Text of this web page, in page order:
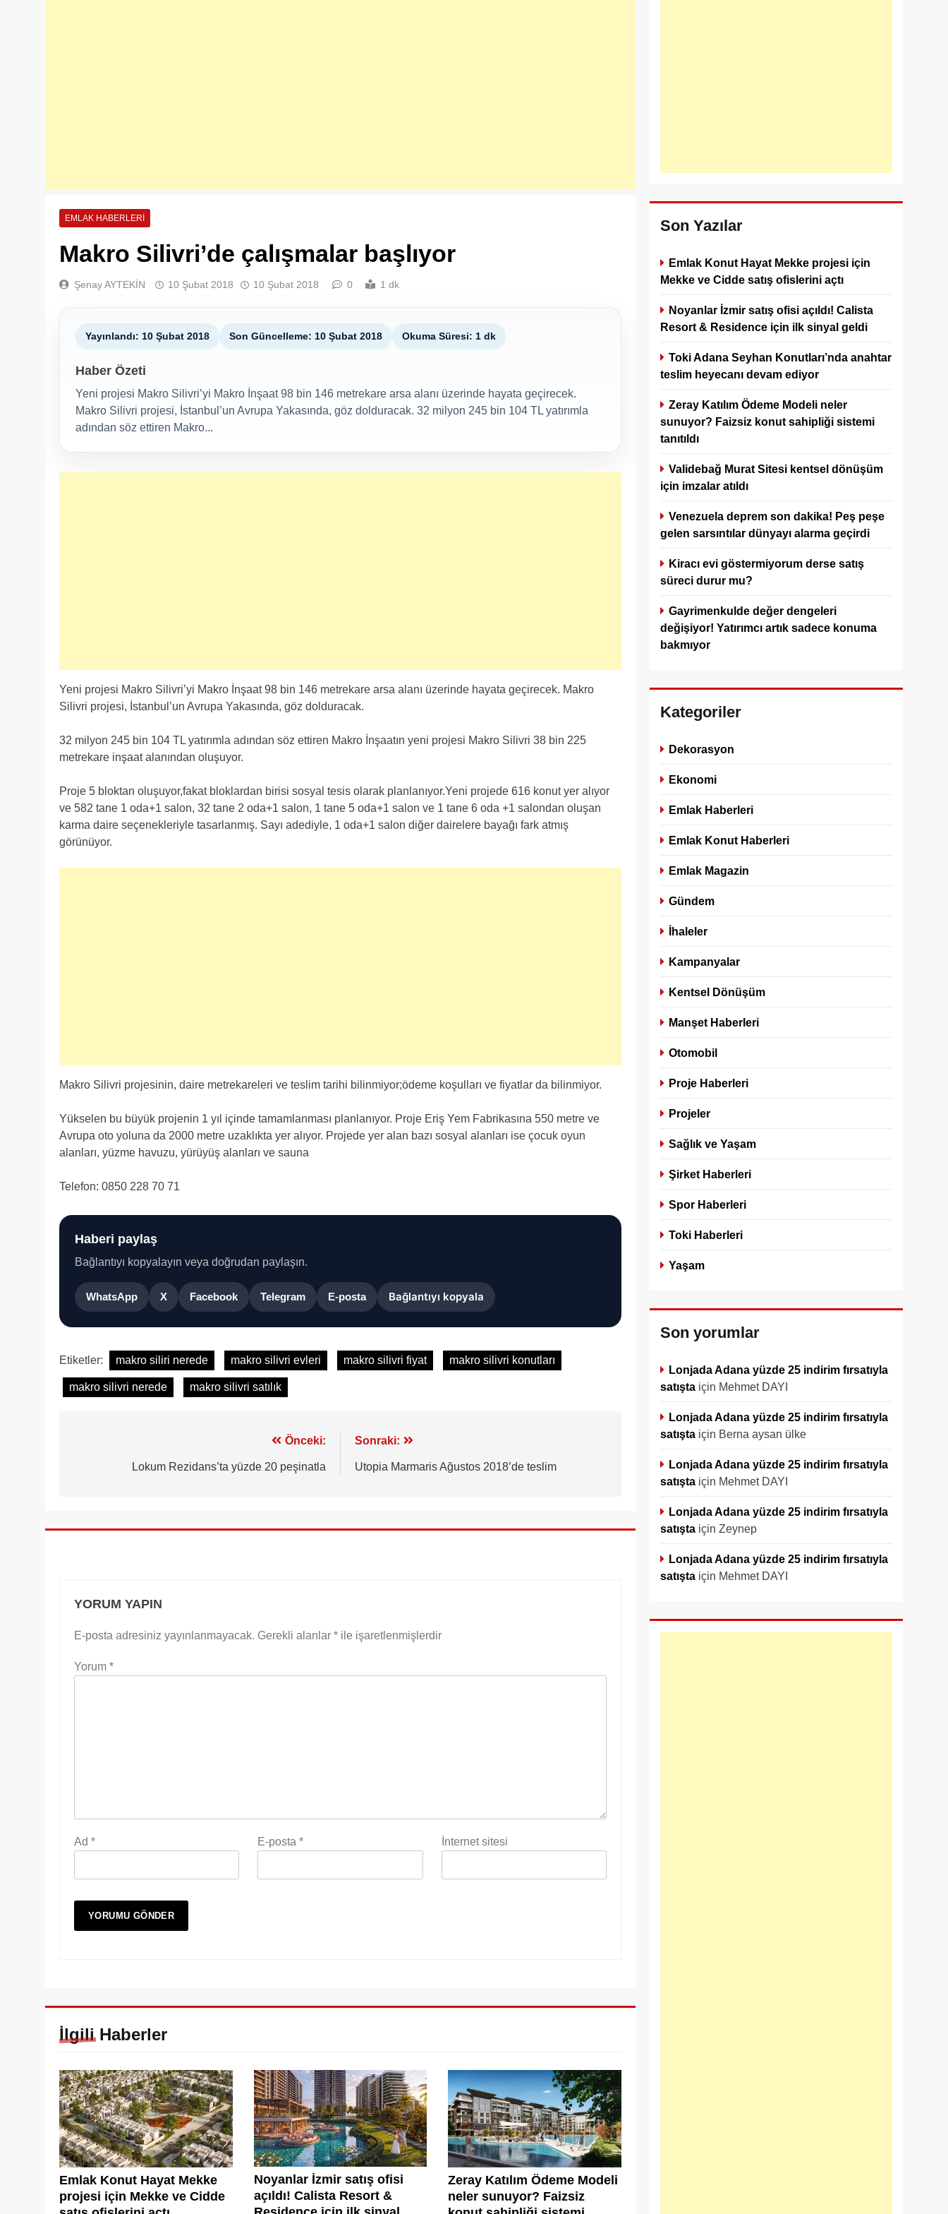
EMLAK HABERLERI
Makro Silivri’de çalışmalar başlıyor
Şenay AYTEKİN 10 Şubat 2018 10 Şubat 2018 0 1 dk
Yayınlandı: 10 Şubat 2018 Son Güncelleme: 10 Şubat 2018 Okuma Süresi: 1 dk
Haber Özeti
Yeni projesi Makro Silivri’yi Makro İnşaat 98 bin 146 metrekare arsa alanı üzerinde hayata geçirecek.
Makro Silivri projesi, İstanbul’un Avrupa Yakasında, göz dolduracak. 32 milyon 245 bin 104 TL yatırımla
adından söz ettiren Makro...
Yeni projesi Makro Silivri’yi Makro İnşaat 98 bin 146 metrekare arsa alanı üzerinde hayata geçirecek. Makro
Silivri projesi, İstanbul’un Avrupa Yakasında, göz dolduracak.
32 milyon 245 bin 104 TL yatırımla adından söz ettiren Makro İnşaatın yeni projesi Makro Silivri 38 bin 225
metrekare inşaat alanından oluşuyor.
Proje 5 bloktan oluşuyor,fakat bloklardan birisi sosyal tesis olarak planlanıyor.Yeni projede 616 konut yer alıyor
ve 582 tane 1 oda+1 salon, 32 tane 2 oda+1 salon, 1 tane 5 oda+1 salon ve 1 tane 6 oda +1 salondan oluşan
karma daire seçenekleriyle tasarlanmış. Sayı adediyle, 1 oda+1 salon diğer dairelere bayağı fark atmış
görünüyor.
Makro Silivri projesinin, daire metrekareleri ve teslim tarihi bilinmiyor;ödeme koşulları ve fiyatlar da bilinmiyor.
Yükselen bu büyük projenin 1 yıl içinde tamamlanması planlanıyor. Proje Eriş Yem Fabrikasına 550 metre ve
Avrupa oto yoluna da 2000 metre uzaklıkta yer alıyor. Projede yer alan bazı sosyal alanları ise çocuk oyun
alanları, yüzme havuzu, yürüyüş alanları ve sauna
Telefon: 0850 228 70 71
Haberi paylaş
Bağlantıyı kopyalayın veya doğrudan paylaşın.
WhatsApp X Facebook Telegram E-posta Bağlantıyı kopyala
Etiketler: makro siliri nerede makro silivri evleri makro silivri fiyat makro silivri konutları
makro silivri nerede makro silivri satılık
gezinmesi
Önceki:
Lokum Rezidans’ta yüzde 20 peşinatla
Sonraki:
Utopia Marmaris Ağustos 2018’de teslim
YORUM YAPIN
E-posta adresiniz yayınlanmayacak. Gerekli alanlar * ile işaretlenmişlerdir
Yorum *
Ad * E-posta* İnternet sitesi
İlgili Haberler
Emlak Konut Hayat Mekke
projesi için Mekke ve Cidde
Noyanlar İzmir satış ofisi
açıldı! Calista Resort &
Zeray Katılım Ödeme Modeli
neler sunuyor? Faizsiz
Son Yazılar
Emlak Konut Hayat Mekke projesi için
Mekke ve Cidde satış ofislerini açtı
Noyanlar İzmir satış ofisi açıldı! Calista
Resort & Residence için ilk sinyal geldi
Toki Adana Seyhan Konutları’nda anahtar
teslim heyecanı devam ediyor
Zeray Katılım Ödeme Modeli neler
sunuyor? Faizsiz konut sahipliği sistemi
tanıtıldı
Validebağ Murat Sitesi kentsel dönüşüm
için imzalar atıldı
Venezuela deprem son dakika! Peş peşe
gelen sarsıntılar dünyayı alarma geçirdi
Kiracı evi göstermiyorum derse satış
süreci durur mu?
Gayrimenkulde değer dengeleri
değişiyor! Yatırımcı artık sadece konuma
bakmıyor
Kategoriler
Dekorasyon
Ekonomi
Emlak Haberleri
Emlak Konut Haberleri
Emlak Magazin
Gündem
İhaleler
Kampanyalar
Kentsel Dönüşüm
Manşet Haberleri
Otomobil
Proje Haberleri
Projeler
Sağlık ve Yaşam
Şirket Haberleri
Spor Haberleri
Toki Haberleri
Yaşam
Son yorumlar
Lonjada Adana yüzde 25 indirim fırsatıyla
satışta için Mehmet DAYI
Lonjada Adana yüzde 25 indirim fırsatıyla
satışta için Berna aysan ülke
Lonjada Adana yüzde 25 indirim fırsatıyla
satışta için Mehmet DAYI
Lonjada Adana yüzde 25 indirim fırsatıyla
satışta için Zeynep
Lonjada Adana yüzde 25 indirim fırsatıyla
satışta için Mehmet DAYI